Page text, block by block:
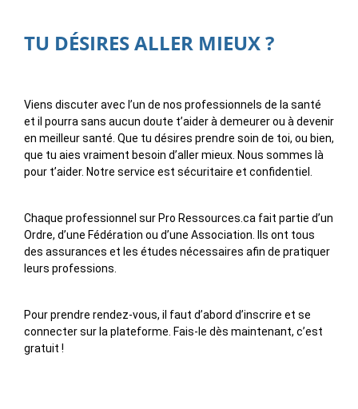
TU DÉSIRES ALLER MIEUX ?
Viens discuter avec l’un de nos professionnels de la santé
et il pourra sans aucun doute t’aider à demeurer ou à devenir
en meilleur santé. Que tu désires prendre soin de toi, ou bien,
que tu aies vraiment besoin d’aller mieux. Nous sommes là
pour t’aider. Notre service est sécuritaire et confidentiel.
Chaque professionnel sur Pro Ressources.ca fait partie d’un
Ordre, d’une Fédération ou d’une Association. Ils ont tous
des assurances et les études nécessaires afin de pratiquer
leurs professions.
Pour prendre rendez-vous, il faut d’abord d’inscrire et se
connecter sur la plateforme. Fais-le dès maintenant, c’est
gratuit !